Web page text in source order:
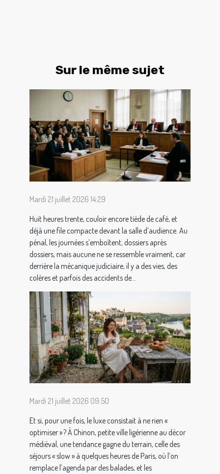
Sur le même sujet
Mardi 21 juillet 2026 14:29
Huit heures trente, couloir encore tiède de café, et
déjà une file compacte devant la salle d’audience. Au
pénal, les journées s’emboîtent, dossiers après
dossiers, mais aucune ne se ressemble vraiment, car
derrière la mécanique judiciaire, il y a des vies, des
colères et parfois des accidents de...
Mardi 21 juillet 2026 09:50
Et si, pour une fois, le luxe consistait à ne rien «
optimiser » ? À Chinon, petite ville ligérienne au décor
médiéval, une tendance gagne du terrain, celle des
séjours « slow » à quelques heures de Paris, où l’on
remplace l’agenda par des balades, et les